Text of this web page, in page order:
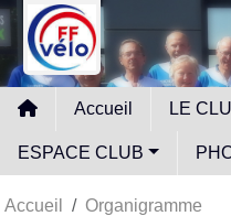
Accueil LE
ESPACE CLUB
Accueil Organigramme
Panneau de gestion des